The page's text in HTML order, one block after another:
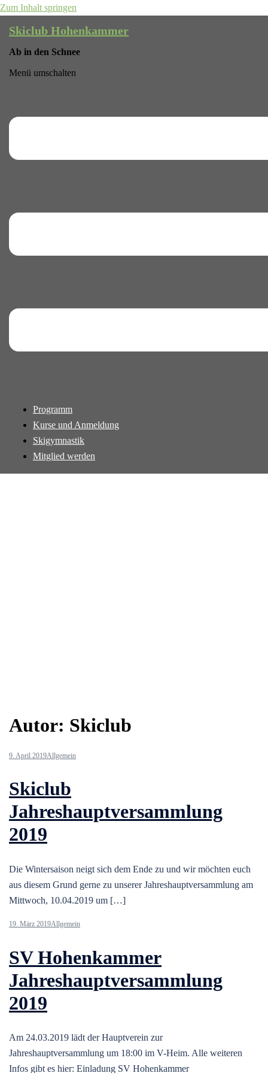
Zum Inhalt springen
Skiclub Hohenkammer
Ab in den Schnee
Menü umschalten
Programm
Kurse und Anmeldung
Skigymnastik
Mitglied werden
Autor: Skiclub
9. April 2019Allgemein
Skiclub
Jahreshauptversammlung
2019
Die Wintersaison neigt sich dem Ende zu und wir möchten euch
aus diesem Grund gerne zu unserer Jahreshauptversammlung am
Mittwoch, 10.04.2019 um […]
19. März 2019Allgemein
SV Hohenkammer
Jahreshauptversammlung
2019
Am 24.03.2019 lädt der Hauptverein zur
Jahreshauptversammlung um 18:00 im V-Heim. Alle weiteren
Infos gibt es hier: Einladung SV Hohenkammer